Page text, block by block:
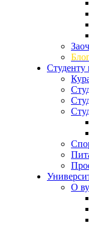
Студенту
О